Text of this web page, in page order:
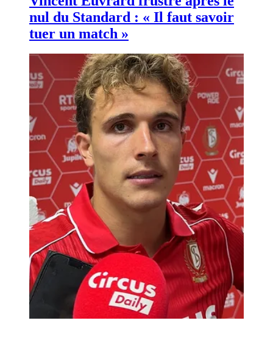
nul du Standard : « Il faut savoir
tuer un match »